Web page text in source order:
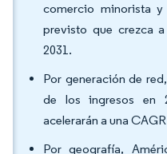
comercio minorista
previsto que crezca
2031.
Por generación de
de los ingresos en
acelerarán a una
Por geografía,